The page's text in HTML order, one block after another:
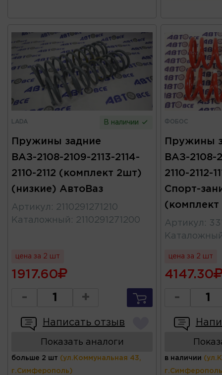
LADA В наличии
Пружины задние
ВАЗ-2108-2109-2113-2114-
2110-2112 (комплект 2шт)
(низкие) АвтоВаз
Артикул : 2110291271210
Каталожный : 2110291271200
цена за 2 шт
1917.60
- +
Написать отзыв
Показать аналоги
больше 2 шт (ул.Коммунальная 43,
г.Симферополь)
ФОБОС
Пружины
ВАЗ-2108-
2110-2112-
Спорт-
Артикул :
цена за 2 шт
4147.30
-
в наличии